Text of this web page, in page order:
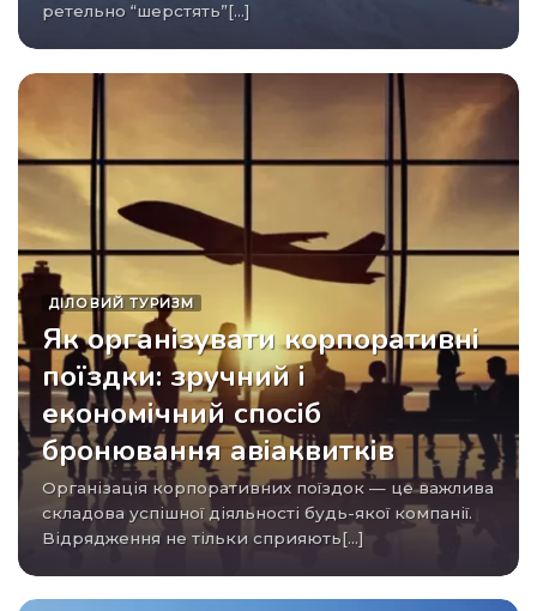
ретельно “шерстять”[...]
ДІЛОВИЙ ТУРИЗМ
Як організувати корпоративні
поїздки: зручний і
економічний спосіб
бронювання авіаквитків
Організація корпоративних поїздок — це важлива
складова успішної діяльності будь-якої компанії.
Відрядження не тільки сприяють[...]